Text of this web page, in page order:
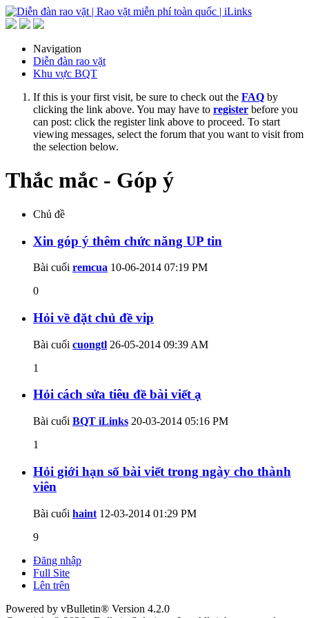
Navigation
Diễn đàn rao vặt
Khu vực BQT
If this is your first visit, be sure to check out the FAQ by
clicking the link above. You may have to register before you
can post: click the register link above to proceed. To start
viewing messages, select the forum that you want to visit from
the selection below.
Thắc mắc - Góp ý
Chủ đề
Xin góp ý thêm chức năng UP tin
Bài cuối remcua 10-06-2014 07:19 PM
0
Hỏi về đặt chủ đề vip
Bài cuối cuongtl 26-05-2014 09:39 AM
1
Hỏi cách sửa tiêu đề bài viết ạ
Bài cuối BQT iLinks 20-03-2014 05:16 PM
1
Hỏi giới hạn số bài viết trong ngày cho thành
viên
Bài cuối haint 12-03-2014 01:29 PM
9
Đăng nhập
Full Site
Lên trên
Powered by vBulletin® Version 4.2.0